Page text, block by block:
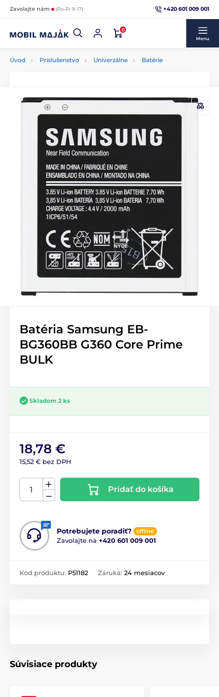
Zavolajte nám (Po-Pi 9-17) +420 601 009 001
0
Menu
Úvod Príslušenstvo Univerzálne Batérie
Batéria Samsung EB-
BG360BB G360 Core Prime
BULK
Skladom 2 ks
18,78 €
15,52 € bez DPH
Pridať do košíka
Potrebujete poradiť? offline
Zavolajte na +420 601 009 001
Kód produktu: P51182 Záruka: 24 mesiacov
Súvisiace produkty